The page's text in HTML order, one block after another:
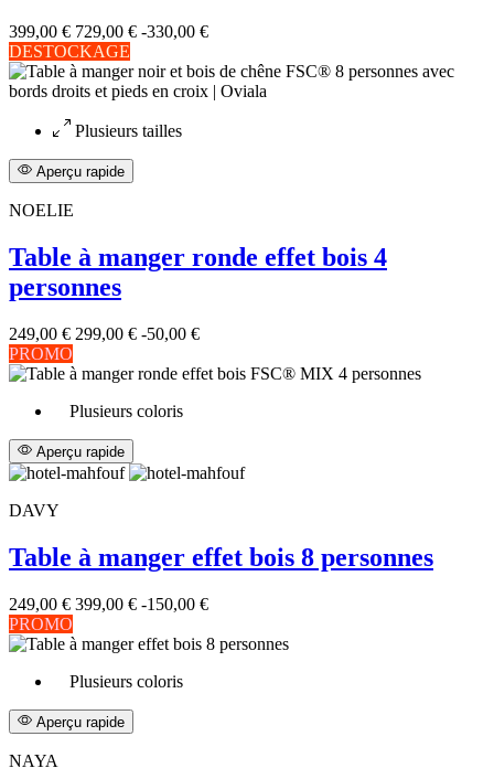
399,00 € 729,00 € -330,00 €
DESTOCKAGE
Plusieurs tailles
Aperçu rapide
NOELIE
Table à manger ronde effet bois 4
personnes
249,00 € 299,00 € -50,00 €
PROMO
Plusieurs coloris
Aperçu rapide
DAVY
Table à manger effet bois 8 personnes
249,00 € 399,00 € -150,00 €
PROMO
Plusieurs coloris
Aperçu rapide
NAYA